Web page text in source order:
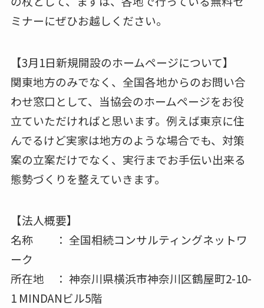
ミナーにぜひお越しください。
【3月1日新規開設のホームページについて】
関東地方のみでなく、全国各地からのお問い合
わせ窓口として、当協会のホームページをお役
立ていただければと思います。例えば東京に住
んでるけど実家は地方のような場合でも、対策
案の立案だけでなく、実行までお手伝い出来る
態勢づくりを整えていきます。
【法人概要】
名称 ： 全国相続コンサルティングネットワ
ーク
所在地 ： 神奈川県横浜市神奈川区鶴屋町2-10-
1 MINDANビル5階